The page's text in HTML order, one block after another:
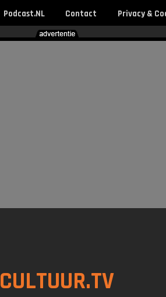
Podcast.NL Contact Privacy &
CULTUUR.TV